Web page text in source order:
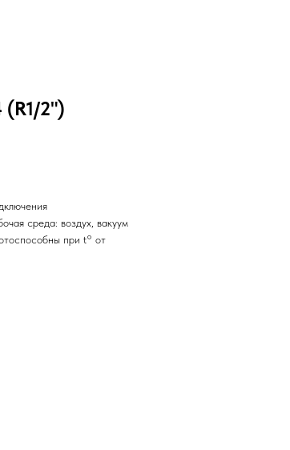
2")
среда: воздух, вакуум
при t° от